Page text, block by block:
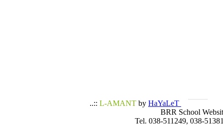
..:: L-AMANT by HaYaLeT
BRR School
Tel. 038-511249, 038-